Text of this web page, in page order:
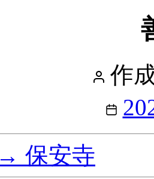
稿
作
稿
→ 保安寺